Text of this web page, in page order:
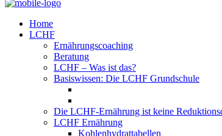
Home
LCHF
Ernährungscoaching
Beratung
LCHF – Was ist das?
Basiswissen: Die LCHF Grundschule
Die LCHF-Ernährung ist keine
LCHF Ernährung
Kohlenhydrattabellen